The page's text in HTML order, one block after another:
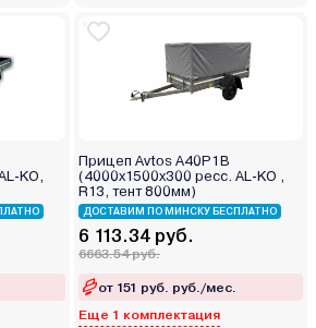
KO,
Прицеп Avtos A40P1B
(4000х1500х300 ресс. AL-KO ,
R13, тент 800мм)
ДОСТАВИМ ПО МИНСКУ БЕСПЛАТНО
6 113.34 руб.
6663.54 руб.
от 151 руб. руб./мес.
Еще 1 комплектация